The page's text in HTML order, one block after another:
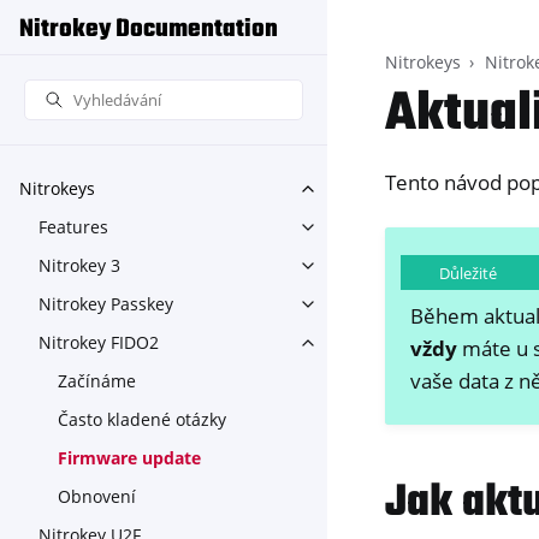
Nitrokey Documentation
Nitrokeys
Toggle navigation of
Features
Toggle navigation of
Nitrokey 3
Toggle navigation of
Nitrokey Passkey
Toggle navigation of
Nitrokey FIDO2
Toggle navigation of
Začínáme
Často kladené otázky
Firmware update
Obnovení
Nitrokeys
Tento návod
Důležité
Během
vždymáte u
vaše data z
Jak